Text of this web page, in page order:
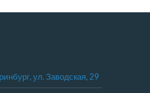
ул. Заводская, 29